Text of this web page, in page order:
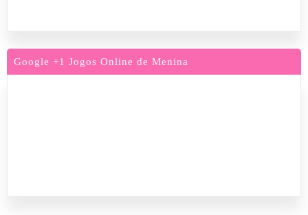
Google +1 Jogos Online de Menina